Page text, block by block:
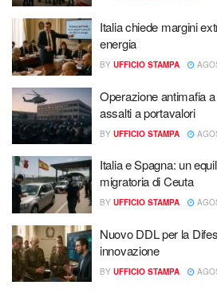
Italia chiede margini
energia
BY UFFICIO STAMPA
Operazione antimafia
assalti a portavalori
BY UFFICIO STAMPA
Italia e Spagna: un
migratoria di Ceuta
BY UFFICIO STAMPA
Nuovo DDL per la
innovazione
BY UFFICIO STAMPA